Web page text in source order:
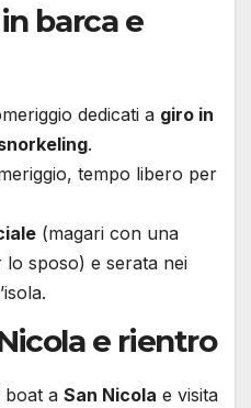
barca e
dedicati a giro in
.
tempo libero per
(magari con una
sposo) e serata nei
e rientro
boat a San Nicola e visita